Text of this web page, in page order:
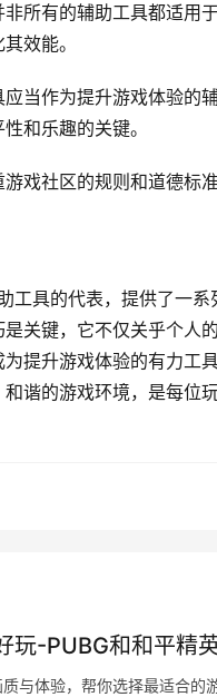
非所有的辅助工具都适用
效能。
应当作为提升游戏体验的
和乐趣的关键。
游戏社区的规则和道德标
工具的代表，提供了一
关键，它不仅关乎个人
提升游戏体验的有力工
谐的游戏环境，是每位
玩-PUBG和和平精
与体验，帮你选择最适合的游